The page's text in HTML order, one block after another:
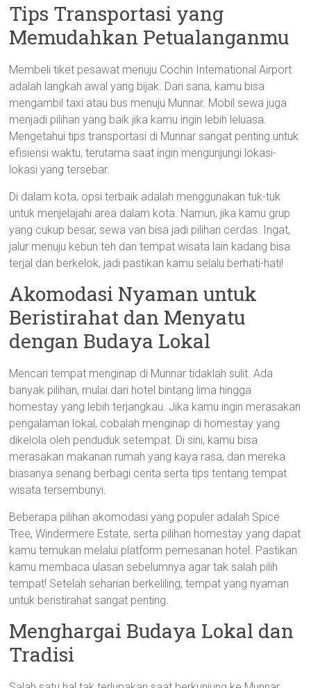
Tips Transportasi yang
Memudahkan Petualanganmu
Membeli tiket pesawat menuju Cochin International Airport
adalah langkah awal yang bijak. Dari sana, kamu bisa
mengambil taxi atau bus menuju Munnar. Mobil sewa juga
menjadi pilihan yang baik jika kamu ingin lebih leluasa.
Mengetahui tips transportasi di Munnar sangat penting untuk
efisiensi waktu, terutama saat ingin mengunjungi lokasi-
lokasi yang tersebar.
Di dalam kota, opsi terbaik adalah menggunakan tuk-tuk
untuk menjelajahi area dalam kota. Namun, jika kamu grup
yang cukup besar, sewa van bisa jadi pilihan cerdas. Ingat,
jalur menuju kebun teh dan tempat wisata lain kadang bisa
terjal dan berkelok, jadi pastikan kamu selalu berhati-hati!
Akomodasi Nyaman untuk
Beristirahat dan Menyatu
dengan Budaya Lokal
Mencari tempat menginap di Munnar tidaklah sulit. Ada
banyak pilihan, mulai dari hotel bintang lima hingga
homestay yang lebih terjangkau. Jika kamu ingin merasakan
pengalaman lokal, cobalah menginap di homestay yang
dikelola oleh penduduk setempat. Di sini, kamu bisa
merasakan makanan rumah yang kaya rasa, dan mereka
biasanya senang berbagi cerita serta tips tentang tempat
wisata tersembunyi.
Beberapa pilihan akomodasi yang populer adalah Spice
Tree, Windermere Estate, serta pilihan homestay yang dapat
kamu temukan melalui platform pemesanan hotel. Pastikan
kamu membaca ulasan sebelumnya agar tak salah pilih
tempat! Setelah seharian berkeliling, tempat yang nyaman
untuk beristirahat sangat penting.
Menghargai Budaya Lokal dan
Tradisi